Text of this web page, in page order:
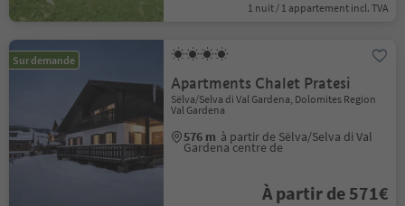
1 nuit / 1 appartement incl. TVA
Sur demande
Apartments Chalet Pratesi
Sëlva/Selva di Val Gardena, Dolomites Region
Val Gardena
576 m à partir de Sëlva/Selva di Val
Gardena centre de
À partir de 571€